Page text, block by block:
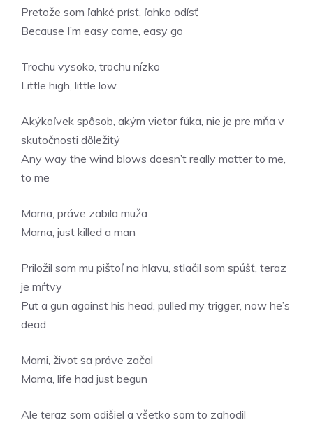
Pretože som ľahké prísť, ľahko odísť
Because I’m easy come, easy go
Trochu vysoko, trochu nízko
Little high, little low
Akýkoľvek spôsob, akým vietor fúka, nie je pre mňa v
skutočnosti dôležitý
Any way the wind blows doesn’t really matter to me,
to me
Mama, práve zabila muža
Mama, just killed a man
Priložil som mu pištoľ na hlavu, stlačil som spúšť, teraz
je mŕtvy
Put a gun against his head, pulled my trigger, now he’s
dead
Mami, život sa práve začal
Mama, life had just begun
Ale teraz som odišiel a všetko som to zahodil